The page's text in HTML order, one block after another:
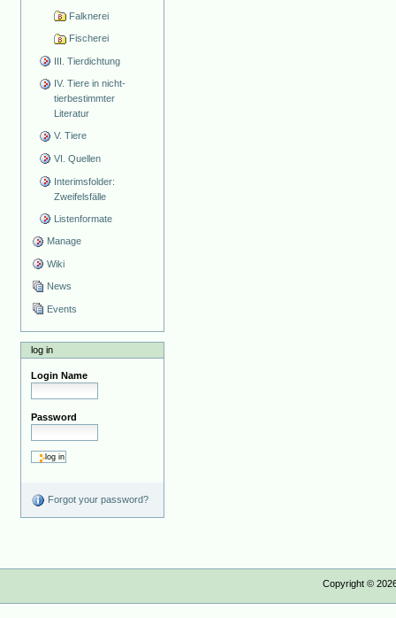
Falknerei
Fischerei
III. Tierdichtung
IV. Tiere in nicht-
tierbestimmter
Literatur
V. Tiere
VI. Quellen
Interimsfolder:
Zweifelsfälle
Listenformate
Manage
Wiki
News
Events
log in
Login Name
Password
Forgot your password?
Copyright ©